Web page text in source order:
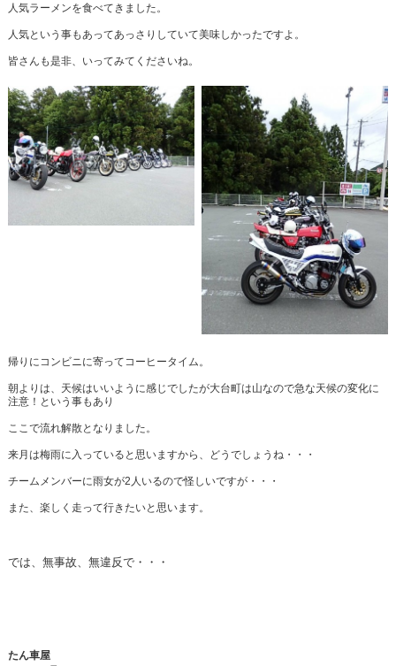
人気ラーメンを食べてきました。
人気という事もあってあっさりしていて美味しかったですよ。
皆さんも是非、いってみてくださいね。
帰りにコンビニに寄ってコーヒータイム。
朝よりは、天候はいいように感じでしたが大台町は山なので急な天候の変化に
注意！という事もあり
ここで流れ解散となりました。
来月は梅雨に入っていると思いますから、どうでしょうね・・・
チームメンバーに雨女が2人いるので怪しいですが・・・
また、楽しく走って行きたいと思います。
では、無事故、無違反で・・・
たん車屋